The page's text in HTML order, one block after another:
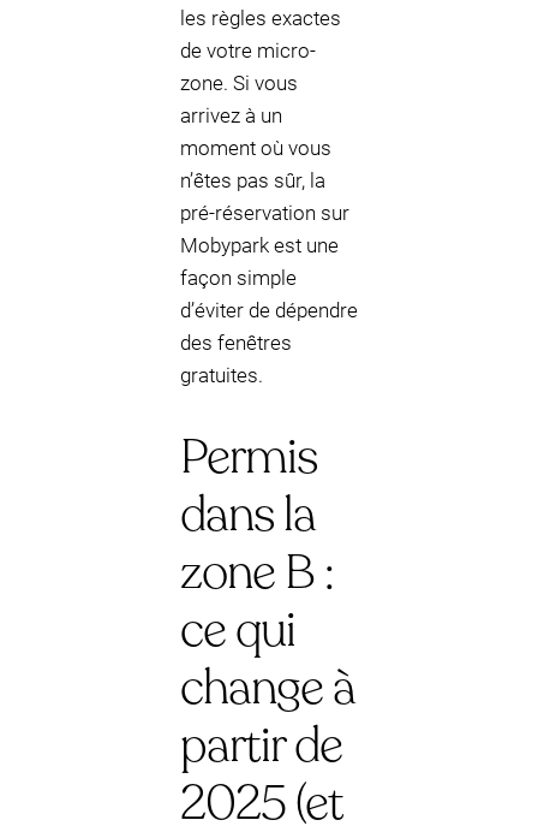
les règles exactes
de votre micro-
zone. Si vous
arrivez à un
moment où vous
n’êtes pas sûr, la
pré-réservation sur
Mobypark est une
façon simple
d’éviter de dépendre
des fenêtres
gratuites.
Permis
dans la
zone B :
ce qui
change à
partir de
2025 (et